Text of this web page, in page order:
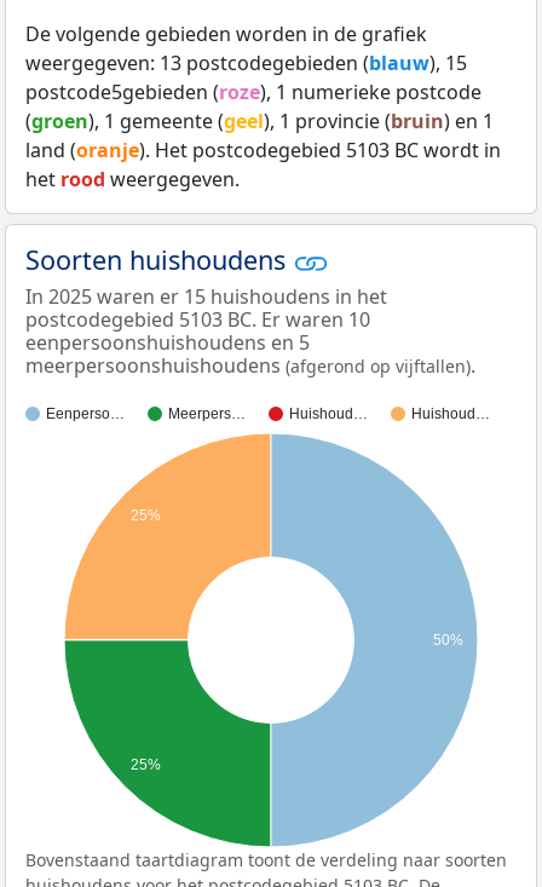
De volgende gebieden worden in de grafiek
weergegeven: 13 postcodegebieden (blauw), 15
postcode5gebieden (roze), 1 numerieke postcode
(groen), 1 gemeente (geel), 1 provincie (bruin) en 1
land (oranje). Het postcodegebied 5103 BC wordt in
het rood weergegeven.
Soorten huishoudens
In 2025 waren er 15 huishoudens in het
postcodegebied 5103 BC. Er waren 10
eenpersoonshuishoudens en 5
meerpersoonshuishoudens (afgerond op vijftallen).
Eenperso… Meerpers… Huishoud… Huishoud…
25%
25%
50%
Bovenstaand taartdiagram toont de verdeling naar soorten